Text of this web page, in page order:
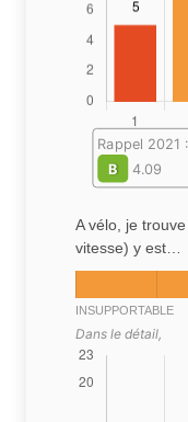
Rappel 2021 :
B
4.09
A vélo, je
vitesse) y est…
INSUPPORTABLE
Dans le détail,